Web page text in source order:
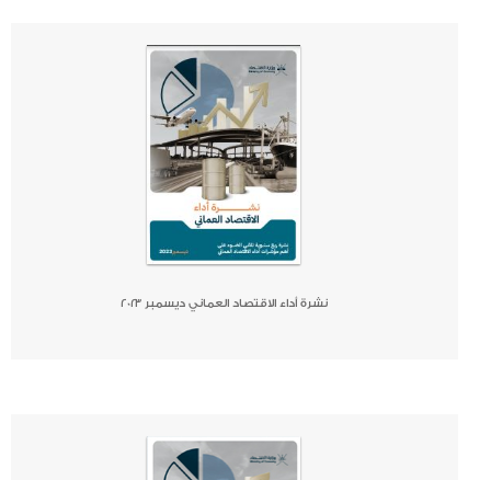
كتاب جريدة صحيفة
نشرة أداء الاقتصاد العماني ديسمبر ٢٠٢٣